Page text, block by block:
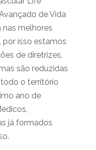
de Vida
nas melhores
por isso estamos
de diretrizes,
são reduzidas
o território
ano de
já formados